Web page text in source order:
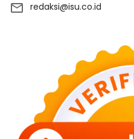
redaksi@isu.co.id